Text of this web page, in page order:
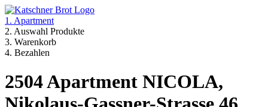
1. Apartment
2. Auswahl Produkte
3. Warenkorb
4. Bezahlen
2504 Apartment NICOLA,